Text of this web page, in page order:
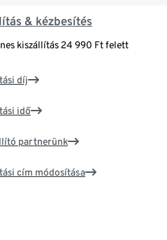
& kézbesítés
kiszállítás 24 990 Ft felett
díj
idő
partnerünk
cím módosítása